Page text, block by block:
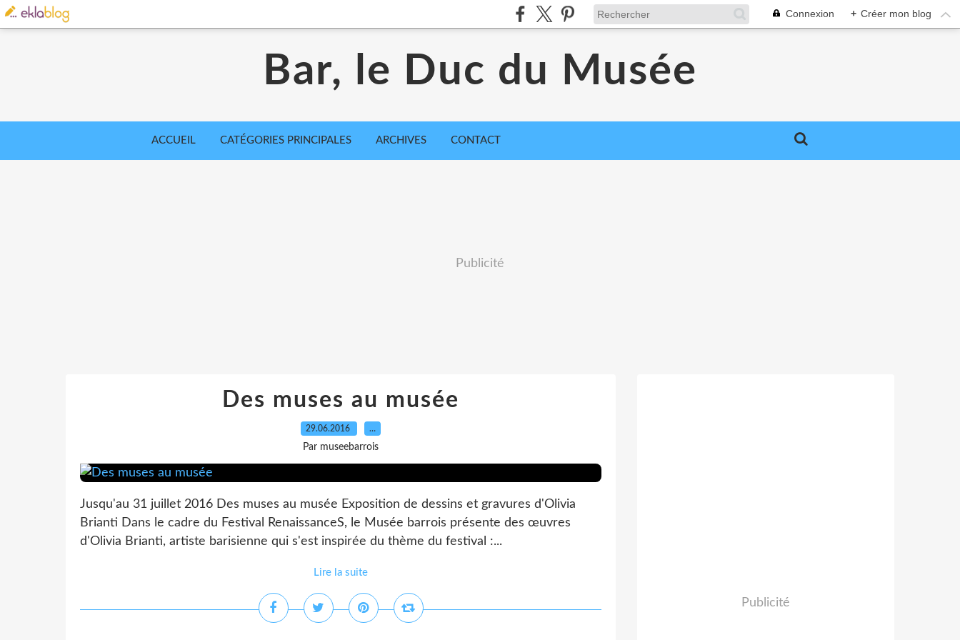
Connexion + Créer mon blog
Bar, le Duc du Musée
ACCUEIL CATÉGORIES PRINCIPALES ARCHIVES CONTACT
Publicité
Des muses au musée
29.06.2016 …
Par museebarrois
Jusqu'au 31 juillet 2016 Des muses au musée Exposition de dessins et gravures d'Olivia
Brianti Dans le cadre du Festival RenaissanceS, le Musée barrois présente des œuvres
d'Olivia Brianti, artiste barisienne qui s'est inspirée du thème du festival :...
Lire la suite
Publicité